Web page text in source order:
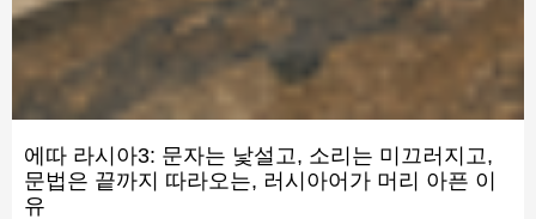
에따 라시아3: 문자는 낯설고, 소리는 미끄러지고,
문법은 끝까지 따라오는, 러시아어가 머리 아픈 이
유